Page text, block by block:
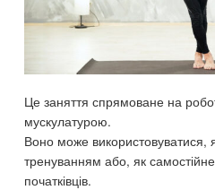
Це заняття спрямоване на
мускулатурою.
Воно може використовуватися,
тренуванням або, як
початківців.